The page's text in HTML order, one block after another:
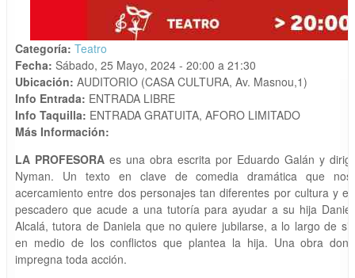
Categoría: Teatro
Fecha: Sábado, 25 Mayo, 2024 - 20:00 a 21:30
Ubicación: AUDITORIO (CASA CULTURA, Av. Masnou,1)
Info Entrada: ENTRADA LIBRE
Info Taquilla: ENTRADA GRATUITA, AFORO LIMITADO
Más Información:
LA PROFESORA es una obra escrita por Eduardo Galán y
Nyman. Un texto en clave de comedia dramática que
acercamiento entre dos personajes tan diferentes por cultura y
pescadero que acude a una tutoría para ayudar a su hija
Alcalá, tutora de Daniela que no quiere jubilarse, a lo largo de
en medio de los conflictos que plantea la hija. Una obra
impregna toda acción.